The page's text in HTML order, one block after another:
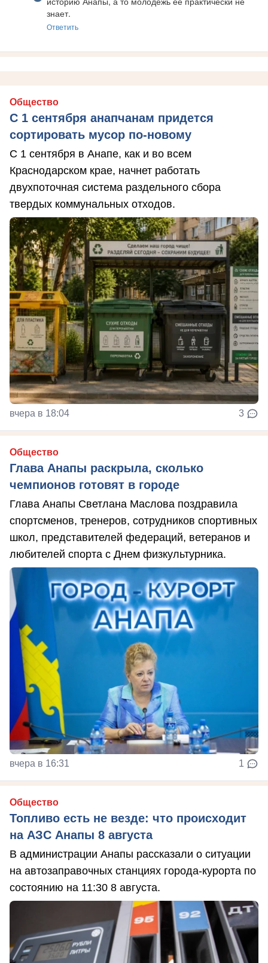
знает.
Ответить
Общество
С 1 сентября анапчанам придется
сортировать мусор по-новому
С 1 сентября в Анапе, как и во всем
Краснодарском крае, начнет работать
двухпоточная система раздельного сбора
твердых коммунальных отходов.
вчера в 18:04 3
Общество
Глава Анапы раскрыла, сколько
чемпионов готовят в городе
Глава Анапы Светлана Маслова поздравила
спортсменов, тренеров, сотрудников спортивных
школ, представителей федераций, ветеранов и
любителей спорта с Днем физкультурника.
вчера в 16:31 1
Общество
Топливо есть не везде: что происходит
на АЗС Анапы 8 августа
В администрации Анапы рассказали о ситуации
на автозаправочных станциях города-курорта по
состоянию на 11:30 8 августа.